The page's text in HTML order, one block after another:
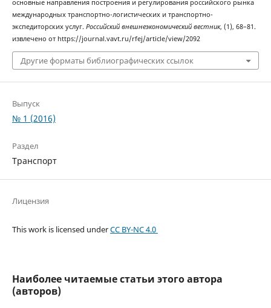
основные направления построения и регулирования российского рынка
международных транспортно-логистических и транспортно-
экспедиторских услуг. Российский внешнеэкономический вестник, (1), 68–81.
извлечено от https://journal.vavt.ru/rfej/article/view/2092
Другие форматы библиографических ссылок
Выпуск
№ 1 (2016)
Раздел
Транспорт
Лицензия
This work is licensed underCC BY-NC 4.0
Наиболее читаемые статьи этого автора
(авторов)